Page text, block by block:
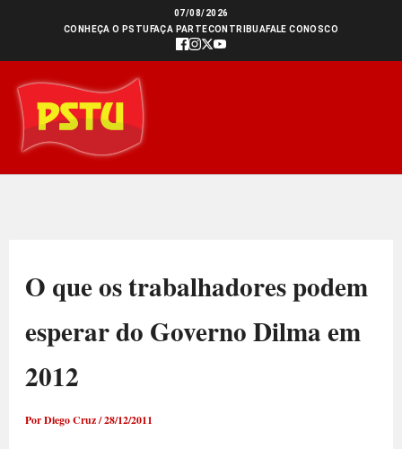
conteúdo
07/08/2026
CONHEÇA O PSTU FAÇA PARTECONTRIBUAFALE CONOSCO
O que os trabalhadores podem
esperar do Governo Dilma em
2012
PorDiego Cruz/28/12/2011